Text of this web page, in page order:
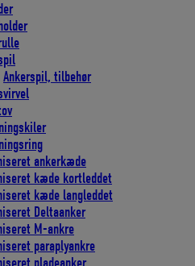
Ankerspil, tilbehør
ankerkæde
kæde kortleddet
kæde langleddet
Deltaanker
M-ankre
paraplyankre